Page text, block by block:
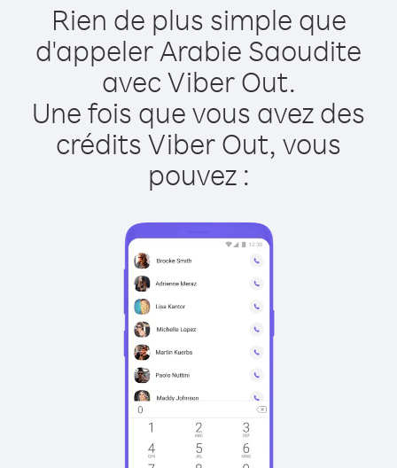
Rien de plus simple que
d'appeler Arabie Saoudite
avec Viber Out.
Une fois que vous avez des
crédits Viber Out, vous
pouvez :